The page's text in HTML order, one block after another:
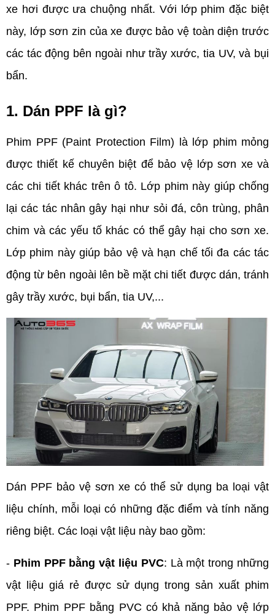
xe hơi được ưa chuộng nhất. Với lớp phim đặc biệt
này, lớp sơn zin của xe được bảo vệ toàn diện trước
các tác động bên ngoài như trầy xước, tia UV, và bụi
bẩn.
1. Dán PPF là gì?
Phim PPF (Paint Protection Film) là lớp phim mỏng
được thiết kế chuyên biệt để bảo vệ lớp sơn xe và
các chi tiết khác trên ô tô. Lớp phim này giúp chống
lại các tác nhân gây hại như sỏi đá, côn trùng, phân
chim và các yếu tố khác có thể gây hại cho sơn xe.
Lớp phim này giúp bảo vệ và hạn chế tối đa các tác
động từ bên ngoài lên bề mặt chi tiết được dán, tránh
gây trầy xước, bụi bẩn, tia UV,...
Dán PPF bảo vệ sơn xe có thể sử dụng ba loại vật
liệu chính, mỗi loại có những đặc điểm và tính năng
riêng biệt. Các loại vật liệu này bao gồm:
- Phim PPF bằng vật liệu PVC: Là một trong những
vật liệu giá rẻ được sử dụng trong sản xuất phim
PPF. Phim PPF bằng PVC có khả năng bảo vệ lớp